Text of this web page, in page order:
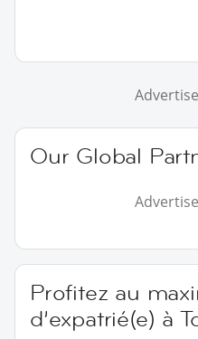
Our Global
Profitez au
d’expatrié(e) à